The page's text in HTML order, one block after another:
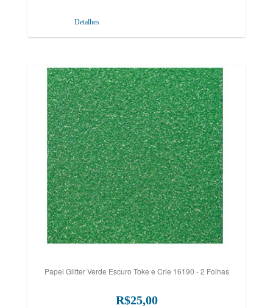
Detalhes
Papel Glitter Verde Escuro Toke e Crie 16190 - 2 Folhas
R$25,00